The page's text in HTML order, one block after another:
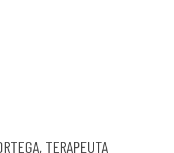
TERAPEUTA